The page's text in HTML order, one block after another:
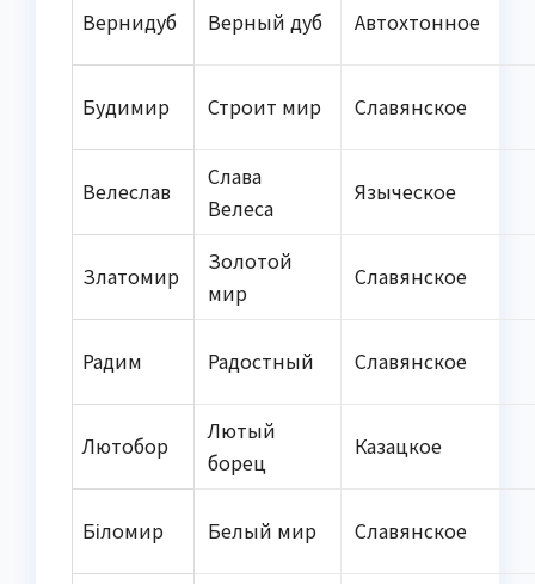
Вернидуб Верный дуб Автохтонное
Будимир Строит мир Славянское
Велеслав
Слава
Велеса
Языческое
Златомир
Золотой
мир
Славянское
Радим Радостный Славянское
Лютобор
Лютый
борец
Казацкое
Біломир Белый мир Славянское